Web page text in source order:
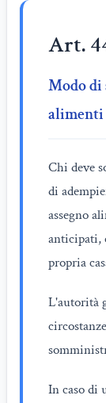
Art.
Modo di
alimenti
Chi deve
di
assegno
anticipati,
propria
L'autorità
In caso di